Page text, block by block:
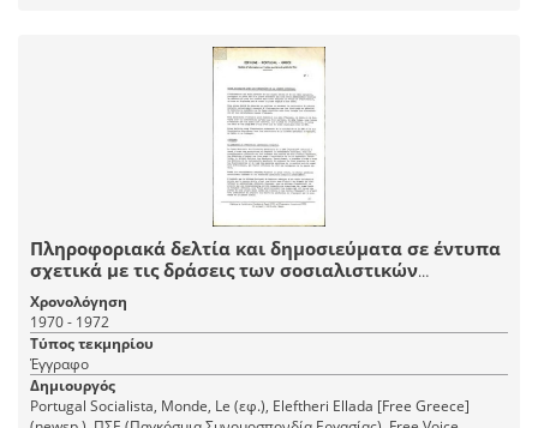
Πληροφοριακά δελτία και δημοσιεύματα σε έντυπα
σχετικά με τις δράσεις των σοσιαλιστικών
κομμάτων Ελλάδας, Ισπανίας, Πορτογαλίας
Χρονολόγηση
1970 - 1972
Τύπος τεκμηρίου
Έγγραφο
Δημιουργός
Portugal Socialista, Monde, Le (εφ.), Eleftheri Ellada [Free Greece]